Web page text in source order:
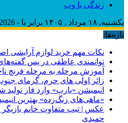
زندگی با وب
یکشنبه, ۱۸ مرداد , ۱۴۰۵ برابر با - Sunday, 9 August , 2026
تازه‌ها:
نکات مهم خرید لوازم آرایشی
توانمندی عاطفی در پس
آموزش مرحله به مرحله فرنچ
زائر اولی های حرم، گرمای
انیمیشن «یارپ» وارد فاز تولید
«ماهی‌های زنگ‌زده» بهترین
عکس | تیپ متفاوت خانم بازیگر
حمیدی